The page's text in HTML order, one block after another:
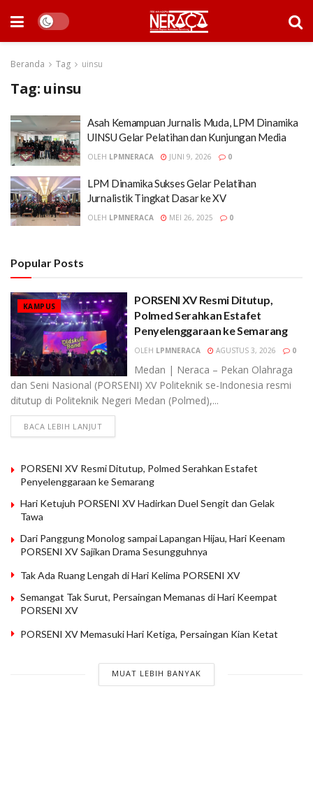
Beranda Tag uinsu
Tag: uinsu
Asah Kemampuan Jurnalis Muda, LPM Dinamika
UINSU Gelar Pelatihan dan Kunjungan Media
OLEH LPMNERACA JUNI 9, 2026 0
LPM Dinamika Sukses Gelar Pelatihan
Jurnalistik Tingkat Dasar ke XV
OLEH LPMNERACA MEI 26, 2025 0
Popular Posts
KAMPUS
PORSENI XV Resmi Ditutup,
Polmed Serahkan Estafet
Penyelenggaraan ke Semarang
OLEH LPMNERACA AGUSTUS 3, 2026 0
Medan | Neraca – Pekan Olahraga
dan Seni Nasional (PORSENI) XV Politeknik se-Indonesia resmi
ditutup di Politeknik Negeri Medan (Polmed),...
BACA LEBIH LANJUT
PORSENI XV Resmi Ditutup, Polmed Serahkan Estafet
Penyelenggaraan ke Semarang
Hari Ketujuh PORSENI XV Hadirkan Duel Sengit dan Gelak
Tawa
Dari Panggung Monolog sampai Lapangan Hijau, Hari Keenam
PORSENI XV Sajikan Drama Sesungguhnya
Tak Ada Ruang Lengah di Hari Kelima PORSENI XV
Semangat Tak Surut, Persaingan Memanas di Hari Keempat
PORSENI XV
PORSENI XV Memasuki Hari Ketiga, Persaingan Kian Ketat
MUAT LEBIH BANYAK